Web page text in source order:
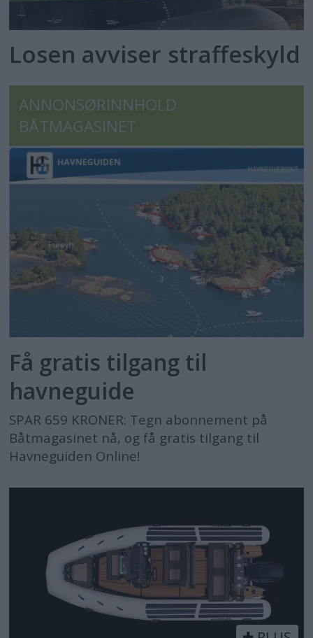
Losen avviser straffeskyld
ANNONSØRINNHOLD
BÅTMAGASINET
Få gratis tilgang til
havneguide
SPAR 659 KRONER: Tegn abonnement på
Båtmagasinet nå, og få gratis tilgang til
Havneguiden Online!